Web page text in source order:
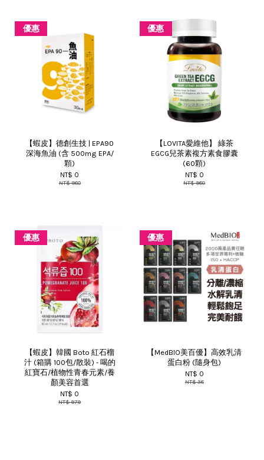
優惠
【蝦皮】德創生技 | EPA90
深海魚油 (含 500mg EPA/
顆)
NT$ 0
NT$ 980
優惠
【LOVITA愛維他】 綠茶
EGCG兒茶素複方素食膠囊
(60顆)
NT$ 0
NT$ 980
優惠
【蝦皮】韓國 Boto 紅石榴
汁 (箱購 100包/散裝) - 喝的
紅寶石/植物性青春元素/養
顏美容首選
NT$ 0
NT$ 979
優惠
【MedBIO美百優】高效乳清
蛋白粉 (隨身包)
NT$ 0
NT$ 38